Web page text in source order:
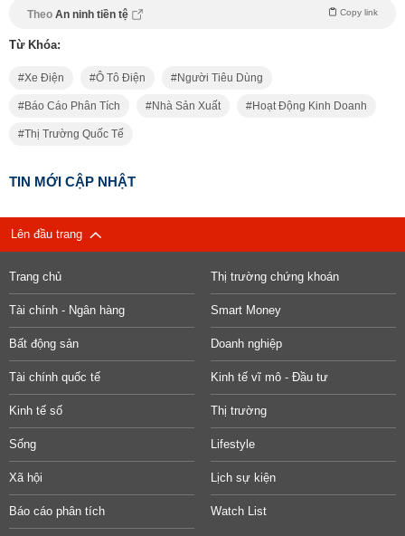
Theo An ninh tiền tệ Copy link
Từ Khóa:
Xe Điện Ô Tô Điện Người Tiêu Dùng
Báo Cáo Phân Tích Nhà Sản Xuất Hoạt Động Kinh Doanh
Thị Trường Quốc Tế
TIN MỚI CẬP NHẬT
Lên đầu trang
Trang chủ Thị trường chứng khoán
Tài chính - Ngân hàng Smart Money
Bất động sản Doanh nghiệp
Tài chính quốc tế Kinh tế vĩ mô - Đầu tư
Kinh tế số Thị trường
Sống Lifestyle
Xã hội Lịch sự kiện
Báo cáo phân tích Watch List